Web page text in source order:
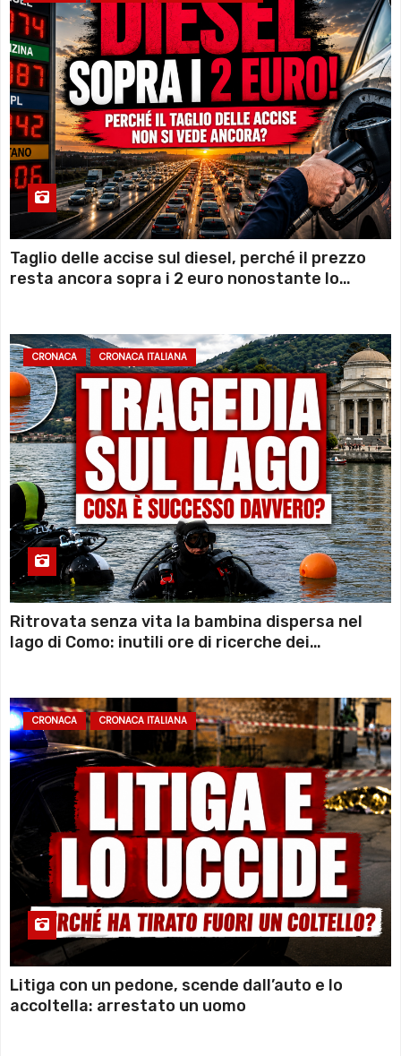
Taglio delle accise sul diesel, perché il prezzo
resta ancora sopra i 2 euro nonostante lo
CRONACA CRONACA ITALIANA
Ritrovata senza vita la bambina dispersa nel
lago di Como: inutili ore di ricerche dei
CRONACA CRONACA ITALIANA
Litiga con un pedone, scende dall’auto e lo
accoltella: arrestato un uomo